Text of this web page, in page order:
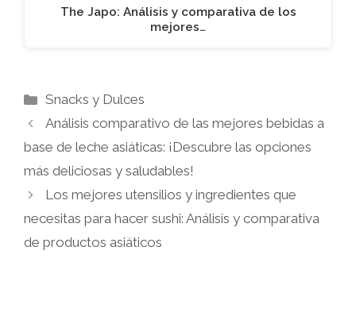
The Japo: Análisis y comparativa de los
mejores…
Categorías
Snacks y Dulces
Análisis comparativo de las mejores bebidas a
base de leche asiáticas: ¡Descubre las opciones
más deliciosas y saludables!
Los mejores utensilios y ingredientes que
necesitas para hacer sushi: Análisis y comparativa
de productos asiáticos